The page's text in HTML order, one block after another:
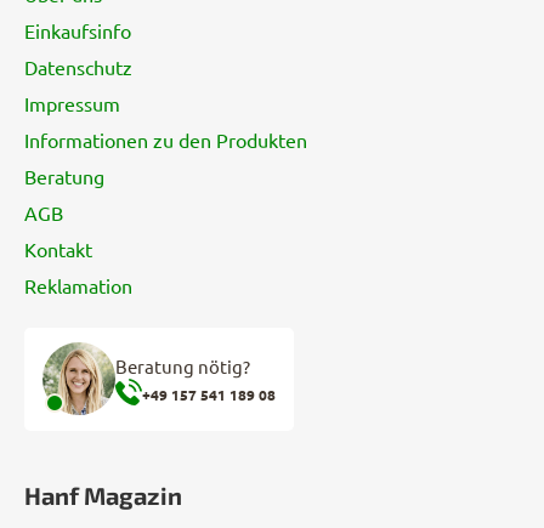
Einkaufsinfo
Datenschutz
Impressum
Informationen zu den Produkten
Beratung
AGB
Kontakt
Reklamation
Beratung nötig?
+49 157 541 189 08
Hanf Magazin